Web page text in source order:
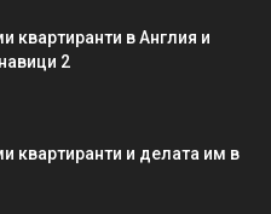
квартиранти в Англия и
2
квартиранти и делата им в